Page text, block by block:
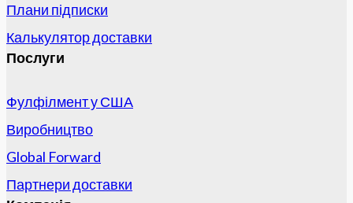
Плани підписки
Калькулятор доставки
Послуги
Фулфілмент у США
Виробництво
Global Forward
Партнери доставки